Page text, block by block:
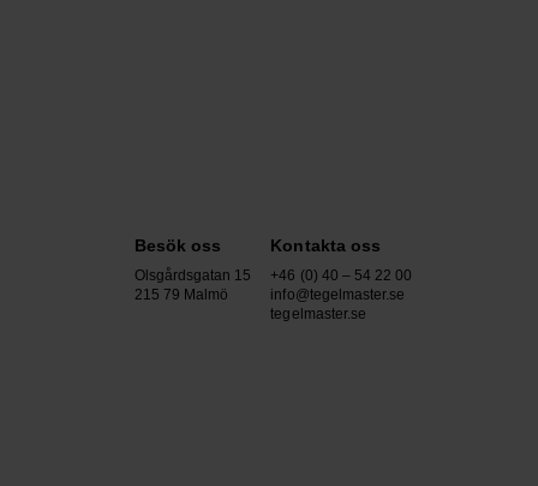
Besök oss
Olsgårdsgatan 15
215 79 Malmö
Kontakta oss
+46 (0) 40 – 54 22 00
info@tegelmaster.se
tegelmaster.se